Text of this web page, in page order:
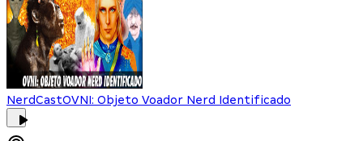
NerdCastOVNI: Objeto Voador Nerd Identificado